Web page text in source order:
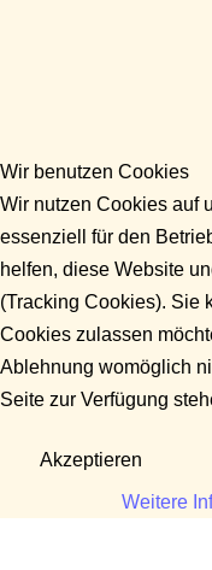
Wir benutzen Cookies
Wir nutzen Cookies auf
essenziell für den
helfen, diese Website
(Tracking Cookies). Sie
Cookies zulassen
Ablehnung womöglich
Seite zur Verfügung
Akzeptieren
Weitere